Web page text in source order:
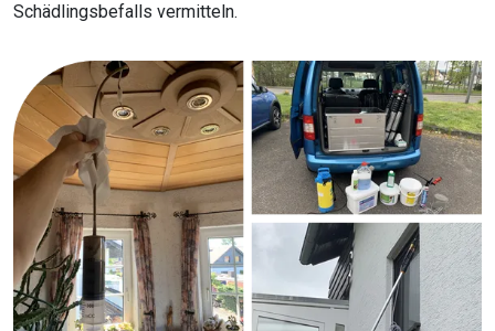
Schädlingsbefalls vermitteln.